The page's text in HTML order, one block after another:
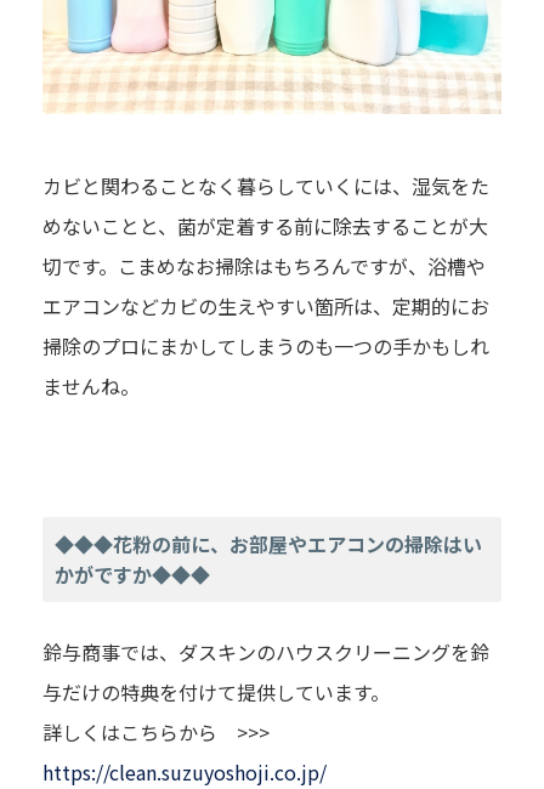
カビと関わることなく暮らしていくには、湿気をた
めないことと、菌が定着する前に除去することが大
切です。こまめなお掃除はもちろんですが、浴槽や
エアコンなどカビの生えやすい箇所は、定期的にお
掃除のプロにまかしてしまうのも一つの手かもしれ
ませんね。
◆◆◆花粉の前に、お部屋やエアコンの掃除はい
かがですか◆◆◆
鈴与商事では、ダスキンのハウスクリーニングを鈴
与だけの特典を付けて提供しています。
詳しくはこちらから >>>
https://clean.suzuyoshoji.co.jp/